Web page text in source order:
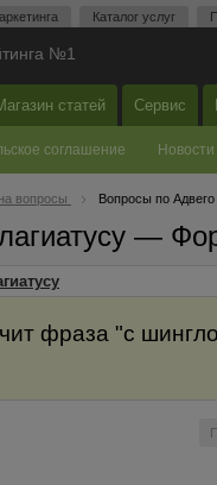
Каталог услуг
№1
статей Сервис
соглашение Новости
вопросы Вопросы по Адвего
—
фраза "с